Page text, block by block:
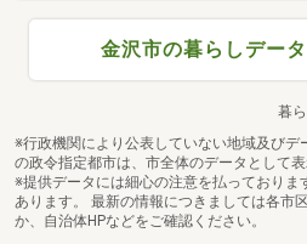
金沢市の暮らしデー
暮
※行政機関により公表していない地域及び
の政令指定都市は、市全体のデータとして表
※提供データには細心の注意を払っており
あります。 最新の情報につきましては各市
か、自治体HPなどをご確認ください。